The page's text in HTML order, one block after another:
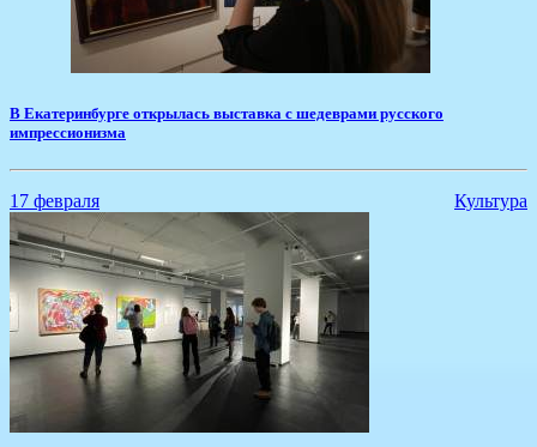
В Екатеринбурге открылась выставка с шедеврами русского
импрессионизма
17 февраля Культура